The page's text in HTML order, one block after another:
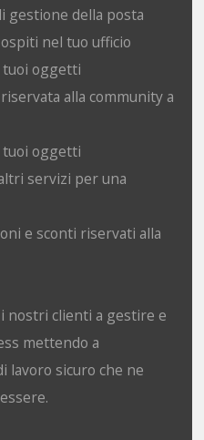
gestione della posta
nel tuo ufficio
tuoi oggetti
alla community a
tuoi oggetti
servizi per una
e sconti riservati alla
nostri clienti a gestire e
mettendo a
lavoro sicuro che ne